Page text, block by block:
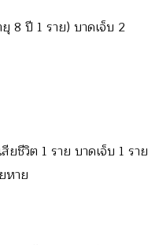
8 ปี 1 ราย) บาดเจ็บ 2
ชีวิต 1 ราย บาดเจ็บ 1 ราย
หาย